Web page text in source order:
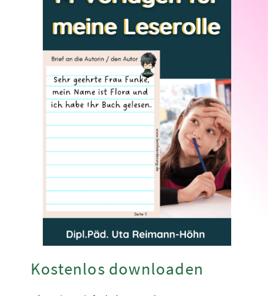
Kostenlos downloaden